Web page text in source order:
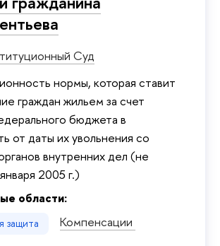
Суд
нормы, которая ставит
граждан жильем за счет
бюджета в
от даты их увольнения со
внутренних дел (не
2005 г.)
области:
защита Компенсации